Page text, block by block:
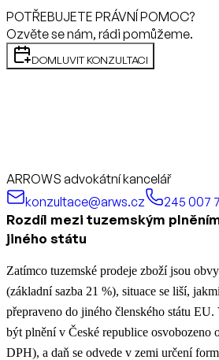
POTŘEBUJETE PRÁVNÍ POMOC?
Ozvěte se nám, rádi pomůžeme.
DOMLUVIT KONZULTACI
ARROWS advokátní kancelář
konzultace@arws.cz
245 007
Rozdíl mezi tuzemským
jiného státu
Zatímco tuzemské prodeje zboží jsou
(základní sazba 21 %), situace se liší,
přepraveno do jiného členského státu
být plnění v České republice osvobozeno
DPH), a daň se odvede v zemi určení